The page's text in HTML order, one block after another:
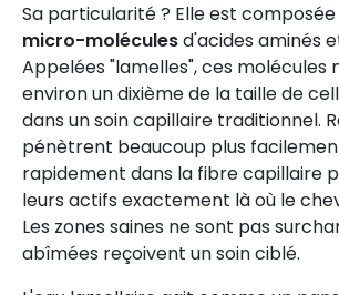
Sa particularité ? Elle est composée
micro-moléculesd'acides aminés
Appelées "lamelles", ces molécules
environ un dixième de la taille de
dans un soin capillaire traditionnel.
pénètrent beaucoup plus
rapidement dans la fibre capillaire
leurs actifs exactement là où le
Les zones saines ne sont pas
abîmées reçoivent un soin ciblé.